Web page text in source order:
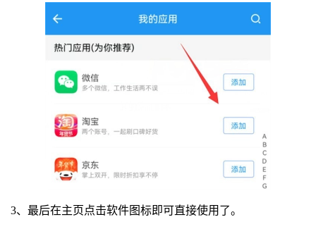
3、最后在主页点击软件图标即可直接使用了。